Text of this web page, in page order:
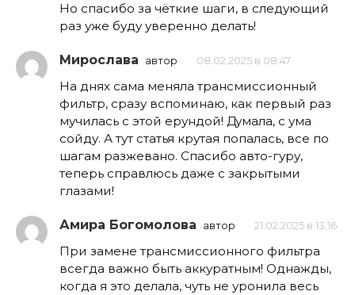
Но спасибо за чёткие шаги, в следующий
раз уже буду уверенно делать!
Мирослава автор 08.02.2025 в 08:47
На днях сама меняла трансмиссионный
фильтр, сразу вспоминаю, как первый раз
мучилась с этой ерундой! Думала, с ума
сойду. А тут статья крутая попалась, все по
шагам разжевано. Спасибо авто-гуру,
теперь справлюсь даже с закрытыми
глазами!
Амира Богомолова автор 21.02.2025 в 13:16
При замене трансмиссионного фильтра
всегда важно быть аккуратным! Однажды,
когда я это делала, чуть не уронила весь